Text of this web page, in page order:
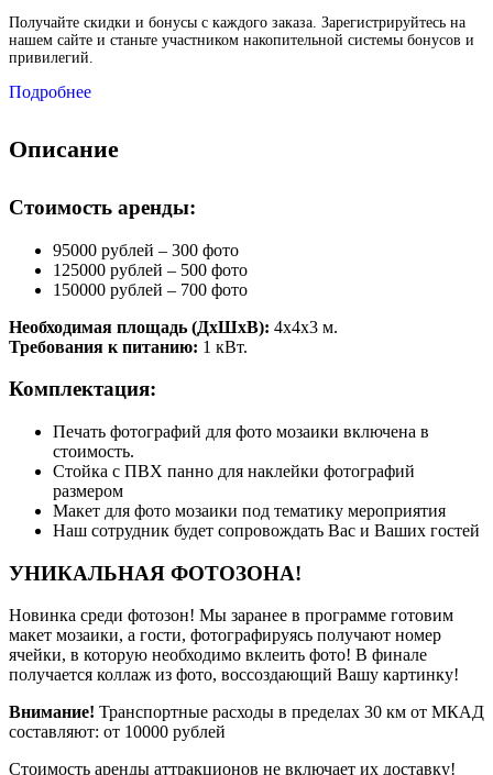
Получайте скидки и бонусы с каждого заказа. Зарегистрируйтесь на
нашем сайте и станьте участником накопительной системы бонусов и
привилегий.
Подробнее
Описание
Стоимость аренды:
95000 рублей – 300 фото
125000 рублей – 500 фото
150000 рублей – 700 фото
Необходимая площадь (ДхШxВ): 4x4x3 м.
Требования к питанию: 1 кВт.
Комплектация:
Печать фотографий для фото мозаики включена в
стоимость.
Стойка с ПВХ панно для наклейки фотографий
размером
Макет для фото мозаики под тематику мероприятия
Наш сотрудник будет сопровождать Вас и Ваших гостей
УНИКАЛЬНАЯ ФОТОЗОНА!
Новинка среди фотозон! Мы заранее в программе готовим
макет мозаики, а гости, фотографируясь получают номер
ячейки, в которую необходимо вклеить фото! В финале
получается коллаж из фото, воссоздающий Вашу картинку!
Внимание! Транспортные расходы в пределах 30 км от МКАД
составляют: от 10000 рублей
Стоимость аренды аттракционов не включает их доставку!